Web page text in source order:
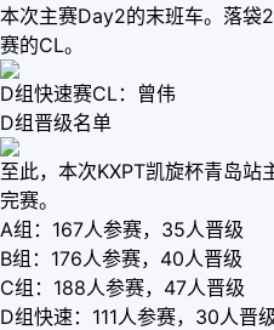
本次主赛Day2的末班车。落袋
赛的CL。
D组快速赛CL：曾伟
D组晋级名单
至此，本次KXPT凯旋杯青岛站
完赛。
A组：167人参赛，35人晋级
B组：176人参赛，40人晋级
C组：188人参赛，47人晋级
D组快速：111人参赛，30人晋